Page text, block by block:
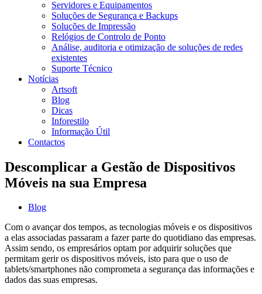
Servidores e Equipamentos
Soluções de Segurança e Backups
Soluções de Impressão
Relógios de Controlo de Ponto
Análise, auditoria e otimização de soluções de redes
existentes
Suporte Técnico
Notícias
Artsoft
Blog
Dicas
Inforestilo
Informação Útil
Contactos
Descomplicar a Gestão de Dispositivos
Móveis na sua Empresa
Blog
Com o avançar dos tempos, as tecnologias móveis e os dispositivos
a elas associadas passaram a fazer parte do quotidiano das empresas.
Assim sendo, os empresários optam por adquirir soluções que
permitam gerir os dispositivos móveis, isto para que o uso de
tablets/smartphones não comprometa a segurança das informações e
dados das suas empresas.